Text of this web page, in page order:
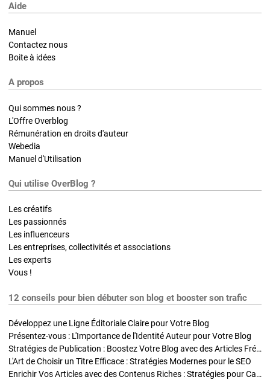
Aide
Manuel
Contactez nous
Boite à idées
A propos
Qui sommes nous ?
L'Offre Overblog
Rémunération en droits d'auteur
Webedia
Manuel d'Utilisation
Qui utilise OverBlog ?
Les créatifs
Les passionnés
Les influenceurs
Les entreprises, collectivités et associations
Les experts
Vous !
12 conseils pour bien débuter son blog et booster son trafic
Développez une Ligne Éditoriale Claire pour Votre Blog
Présentez-vous : L'Importance de l'Identité Auteur pour Votre Blog
Stratégies de Publication : Boostez Votre Blog avec des Articles Fréquents et Exclusifs
L'Art de Choisir un Titre Efficace : Stratégies Modernes pour le SEO
Enrichir Vos Articles avec des Contenus Riches : Stratégies pour Captiver et Optimiser